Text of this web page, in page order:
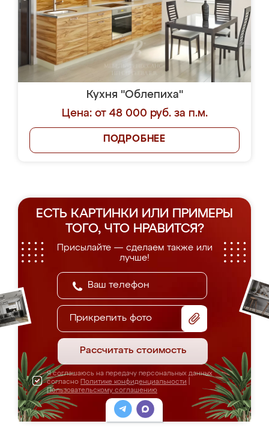
Кухня "Облепиха"
Цена: от 48 000 руб. за п.м.
ПОДРОБНЕЕ
ЕСТЬ КАРТИНКИ ИЛИ ПРИМЕРЫ
ТОГО, ЧТО НРАВИТСЯ?
Присылайте — сделаем также или
лучше!
Прикрепить фото
Рассчитать стоимость
Я соглашаюсь на передачу персональных данных
согласно Политике конфиденциальности
Пользовательскому соглашению